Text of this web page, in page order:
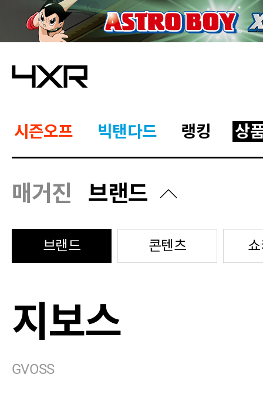
시즌오프 빅탠다드 랭킹 상
매거진 브랜드
브랜드 콘텐츠
지보스
GVOSS